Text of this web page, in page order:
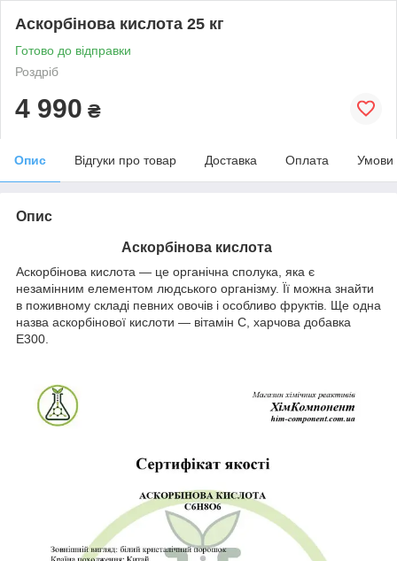
Аскорбінова кислота 25 кг
Готово до відправки
Роздріб
4 990 ₴
Опис Відгуки про товар Доставка Оплата Умови
Опис
Аскорбінова кислота
Аскорбінова кислота — це органічна сполука, яка є
незамінним елементом людського організму. Її можна знайти
в поживному складі певних овочів і особливо фруктів. Ще одна
назва аскорбінової кислоти — вітамін С, харчова добавка
Е300.